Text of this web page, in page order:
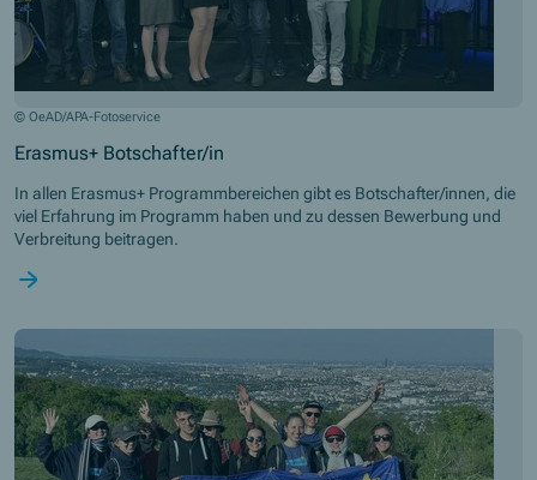
© OeAD/APA-Fotoservice
Erasmus+ Botschafter/in
In allen Erasmus+ Programmbereichen gibt es Botschafter/innen, die
viel Erfahrung im Programm haben und zu dessen Bewerbung und
Verbreitung beitragen.